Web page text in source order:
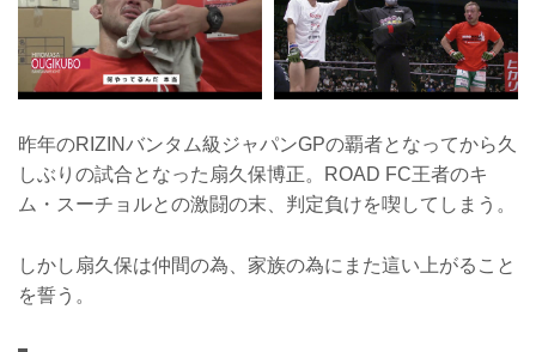
昨年のRIZINバンタム級ジャパンGPの覇者となってから久
しぶりの試合となった扇久保博正。ROAD FC王者のキ
ム・スーチョルとの激闘の末、判定負けを喫してしまう。
しかし扇久保は仲間の為、家族の為にまた這い上がること
を誓う。